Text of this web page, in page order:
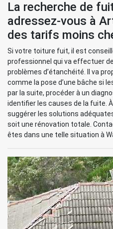
La recherche de
adressez-vous à
des tarifs moins
Si votre toiture fuit, il est
professionnel qui va effectuer
problèmes d’étanchéité. Il va
comme la pose d’une bâche si
par la suite, procéder à un
identifier les causes de la fuite.
suggérer les solutions
soit une rénovation totale.
êtes dans une telle situation à